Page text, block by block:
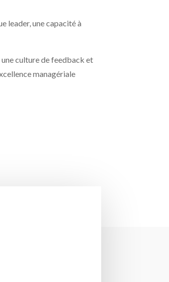
leader, une capacité à
culture de feedback et
managériale